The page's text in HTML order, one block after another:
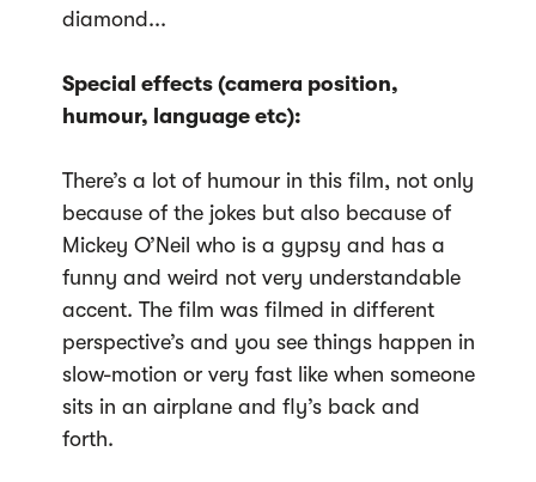
diamond...
Special effects (camera position,
humour, language etc):
There’s a lot of humour in this film, not only
because of the jokes but also because of
Mickey O’Neil who is a gypsy and has a
funny and weird not very understandable
accent. The film was filmed in different
perspective’s and you see things happen in
slow-motion or very fast like when someone
sits in an airplane and fly’s back and
forth.